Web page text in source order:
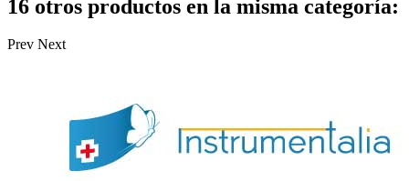
16 otros productos en la misma categoría:
Prev Next